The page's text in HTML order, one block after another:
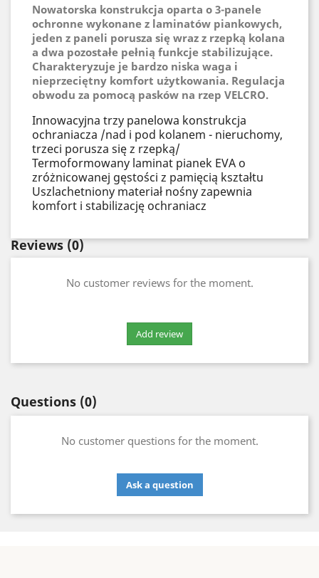
Nowatorska konstrukcja oparta o 3-panele
ochronne wykonane z laminatów piankowych,
jeden z paneli porusza się wraz z rzepką kolana
a dwa pozostałe pełnią funkcje stabilizujące.
Charakteryzuje je bardzo niska waga i
nieprzeciętny komfort użytkowania. Regulacja
obwodu za pomocą pasków na rzep VELCRO.
Innowacyjna trzy panelowa konstrukcja
ochraniacza /nad i pod kolanem - nieruchomy,
trzeci porusza się z rzepką/
Termoformowany laminat pianek EVA o
zróżnicowanej gęstości z pamięcią kształtu
Uszlachetniony materiał nośny zapewnia
komfort i stabilizację ochraniacz
Reviews(0)
No customer reviews for the moment.
Questions (0)
No customer questions for the moment.
Ask a question